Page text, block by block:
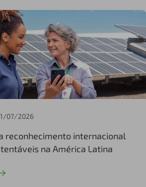
07/2026
reconhecimento internacional
na América Latina